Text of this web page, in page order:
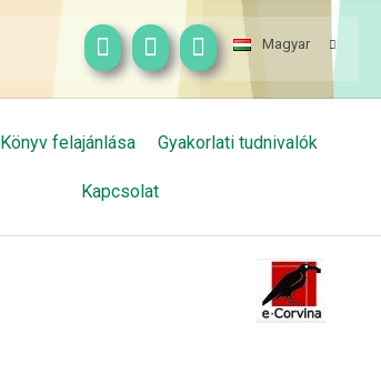
Magyar
Könyv felajánlása Gyakorlati tudnivalók
Kapcsolat